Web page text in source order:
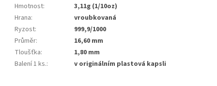
Hmotnost:
3,11g (1/10oz)
Hrana:
vroubkovaná
Ryzost:
999,9/1000
Průměr:
16,60 mm
Tloušťka:
1,80 mm
Balení 1 ks.: v originálním plastová kapsli